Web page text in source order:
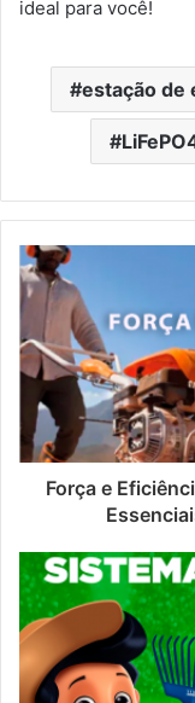
ideal para você!
estação de
Força e